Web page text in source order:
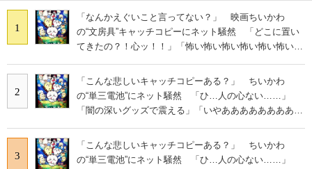
1
「なんかえぐいこと言ってない？」 映画ちいかわ
の“文房具”キャッチコピーにネット騒然 「どこに置い
てきたの？！心ッ！！」「怖い怖い怖い怖い怖い怖い怖
2
「こんな悲しいキャッチコピーある？」 ちいかわ
の“単三電池”にネット騒然 「ひ…人の心ない……」
「闇の深いグッズで震える」「いやあああああああああ
3
「こんな悲しいキャッチコピーある？」 ちいかわ
の“単三電池”にネット騒然 「ひ…人の心ない……」